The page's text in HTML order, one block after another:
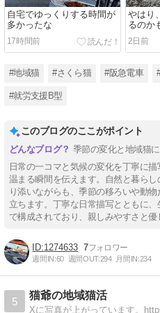
自宅でゆっくりする時間が
多かったな
17時間前
やはり
るのか
2日前
#地域猫 #さくら猫 #阪急電車
#就労支援B型
このブログのここがポイント
季節の変化と地域猫
日常の一コマと気候の変化を丁寧に
温まる瞬間を伝えます。自然と暮ら
り添いながらも、季節の移ろいや動
立ちます。丁寧な日常描写とともに
で構成されており、親しみやすさと優
1274633 7
週間IN:60 週間OUT:294 月間IN:234
5
猫爺の地域猫活